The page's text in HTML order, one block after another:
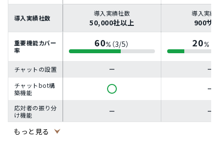
導入実績社数
導入実績社数
50,000社以上
導入実績
900サ
重要機能カバー
率
60% （3/5） 20%（
チャットの設置
チャットbot構
築機能
応対者の振り分
け機能
チャットログの
管理機能
もっと見る